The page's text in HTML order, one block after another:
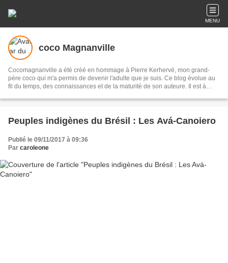
MENU
coco Magnanville
Cocomagnanville a été créé en hommage à Pierre Kerhervé, mon grand-
père coco qui m'a permis de devenir l'adulte que je suis. Ce blog évolue au
fil du temps, des connaissances et de la maturité de son auteure. Il est à
Yala (les Amériques) et je me suis appliquée à documenter chaque peuple
retrouver cette base de donnée sur un site que je leur ai dédié : Peuples
autochtones d'Abya Yala.
Peuples indigènes du Brésil : Les Avá-Canoiero
Publié le 09/11/2017 à 09:36
Par caroleone